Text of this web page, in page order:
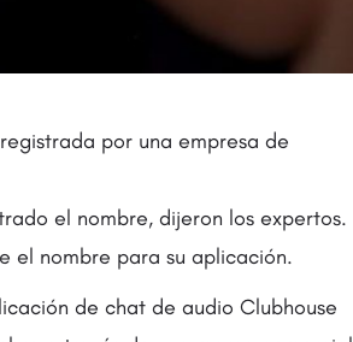
por una empresa de
el nombre, dijeron los expertos.
el nombre para su aplicación.
de chat de audio Clubhouse